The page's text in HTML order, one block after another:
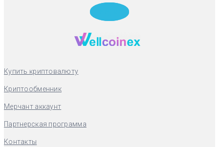
Купить криптовалюту
Криптообменник
Мерчант аккаунт
Партнерская программа
Контакты